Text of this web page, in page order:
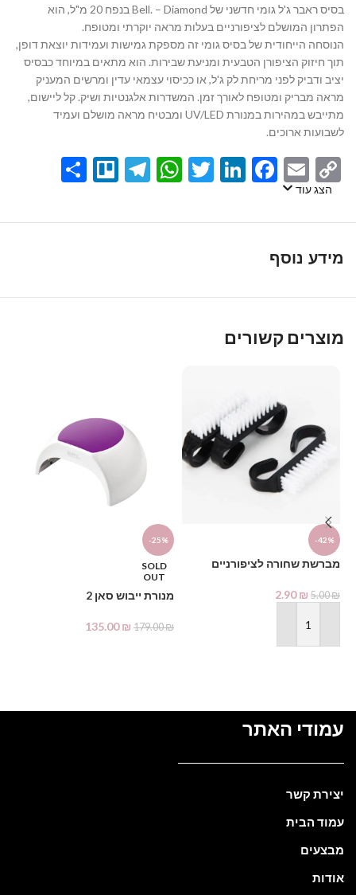
בסיס ראבר ג'ל גומי חדשני של Bell. – Diamond בנפח 20 מ"ל, הוא
הפתרון המושלם לציפורניים בעלות מראה יוקרתי ומטופח.
הנוסחה הייחודית של בסיס גומי זה מספקת גמישות ועמידות יוצאת דופן,
תוך חיזוק הציפורן הטבעית ומניעת שבירות. הוא מתאים במיוחד כבסיס
יציב ודביק לפני מריחת לק ג'ל, או ככיסוי עצמאי עדין ומרשים המעניק
מראה מבריק ומטופח לאורך זמן. המשדרות אלגנטיות ושיק. קל ליישום,
מתייבש במהירות במנורת UV/LED ומבטיח מראה מושלם ועמיד
לשבועות ארוכים.
Copy
Link
Email
Facebook
LinkedIn
Twitter
WhatsApp
Telegram
Trello
הצג עוד
מידע נוסף
מוצרים קשורים
-42%
מברשת שחורה לציפורניים
5.00₪
2.90₪
הוספה לסל
-25%
SOLD
OUT
מנורת ייבוש סאן 2
179.00₪
135.00₪
עמודי האתר
יצירת קשר
עמוד הבית
מבצעים
אודות